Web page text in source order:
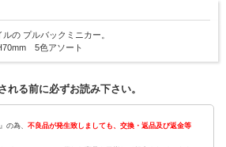
の プルバックミニカー。
5色アソート
れる前に必ずお読み下さい。
の為、 不良品が発生致しましても、交換・返品及び返金等